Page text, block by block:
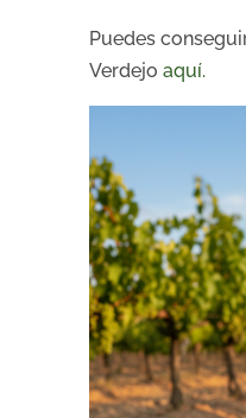
Puedes
Verdejo aquí.